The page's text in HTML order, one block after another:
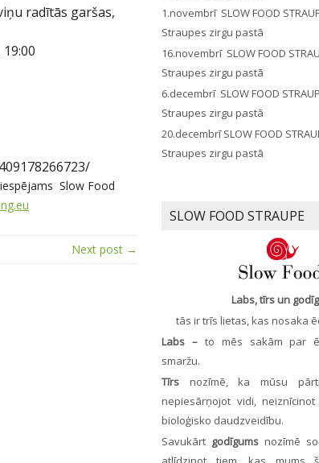
radītās garšas,
Slow Food
Next post →
1.novembrī SLOW FOOD
Straupes zirgu pastā
16.novembrī SLOW FOOD
Straupes zirgu pastā
6.decembrī SLOW FOOD
Straupes zirgu pastā
20.decembrī SLOW FOOD
Straupes zirgu pastā
SLOW FOOD STRAUPE
Labs, tīrs un
tās ir trīs lietas, kas nosaka
Labs – to mēs sakām par
smaržu.
Tīrs nozīmē, ka mūsu
nepiesārņojot vidi,
bioloģisko daudzveidību.
Savukārt godīgums nozīmē